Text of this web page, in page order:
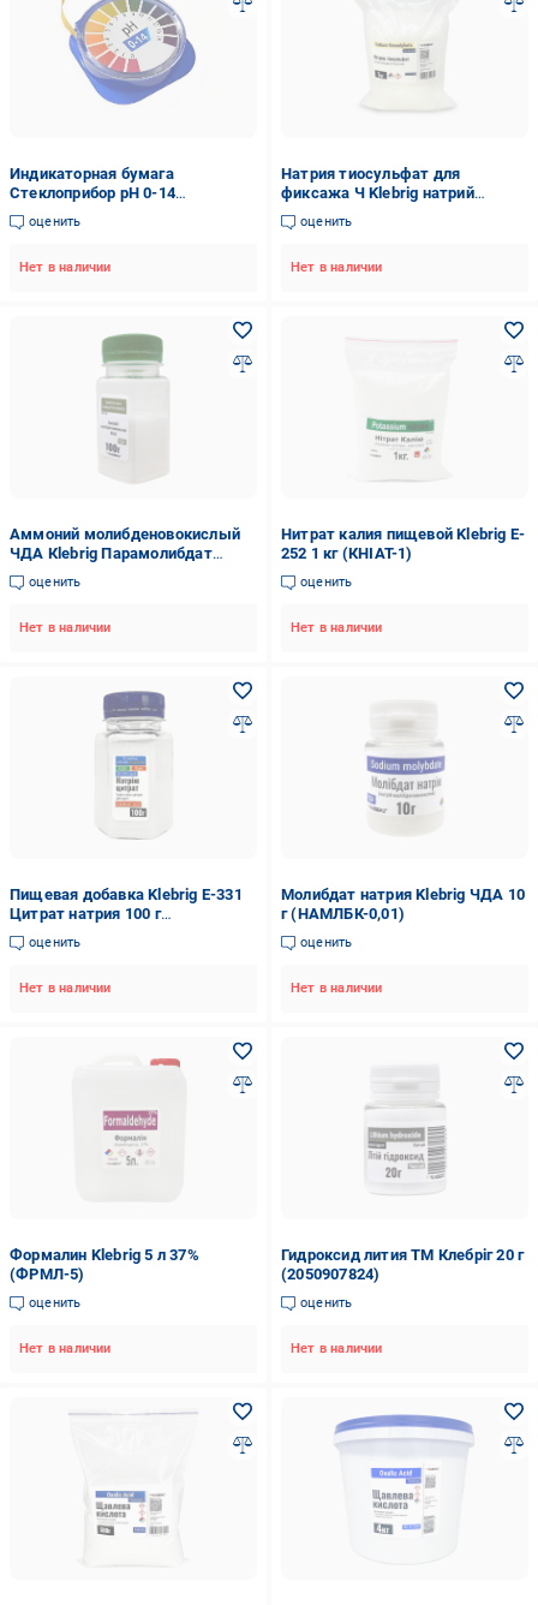
Индикаторная бумага
Стеклоприбор рН 0-14
(1169621190)
оценить
Нет в наличии
Натрия тиосульфат для
фиксажа Ч Klebrig натрий
серноватистокислый 1 кг
ТіСЛФТ-1
оценить
Нет в наличии
Аммоний молибденовокислый
ЧДА Кlebrig Парамолибдат
аммония тетрагидрат 100 г
(АМНМЛБК-0,1)
оценить
Нет в наличии
Нитрат калия пищевой Klebrig E-
252 1 кг (КНІАТ-1)
оценить
Нет в наличии
Пищевая добавка Klebrig Е-331
Цитрат натрия 100 г
(НЛМНК-0,1)
оценить
Нет в наличии
Молибдат натрия Klebrig ЧДА 10
г (НАМЛБК-0,01)
оценить
Нет в наличии
Формалин Klebrig 5 л 37%
(ФРМЛ-5)
оценить
Нет в наличии
Гидроксид лития ТМ Клебріг 20 г
(2050907824)
оценить
Нет в наличии